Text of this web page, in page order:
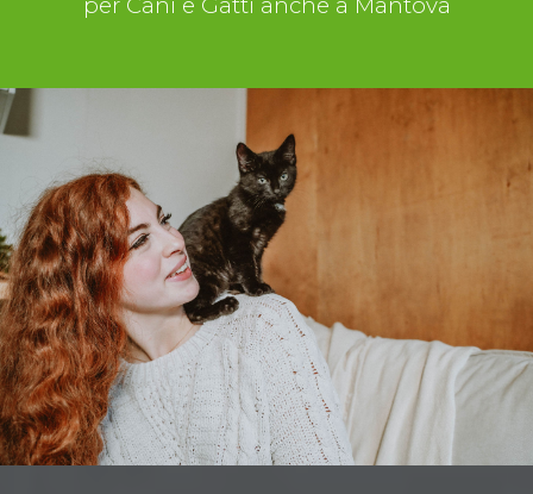
per Cani e Gatti anche a Mantova